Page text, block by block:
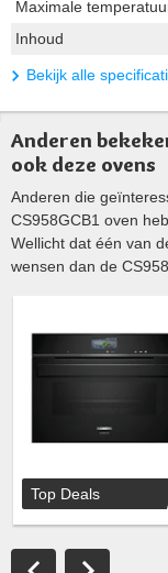
Maximale
Inhoud
Bekijk alle
Anderen
ook deze ovens
Anderen die
CS958GCB1 oven
Wellicht dat één van
wensen dan de
Top Deals